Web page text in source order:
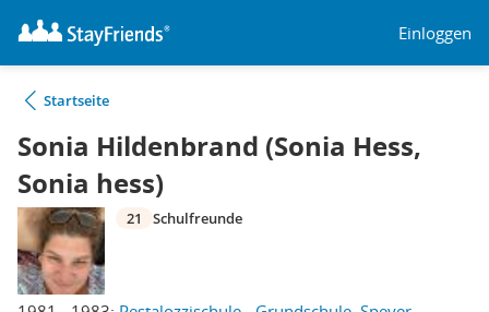
Einloggen
Startseite
Sonia Hildenbrand (Sonia Hess,
Sonia hess)
21 Schulfreunde